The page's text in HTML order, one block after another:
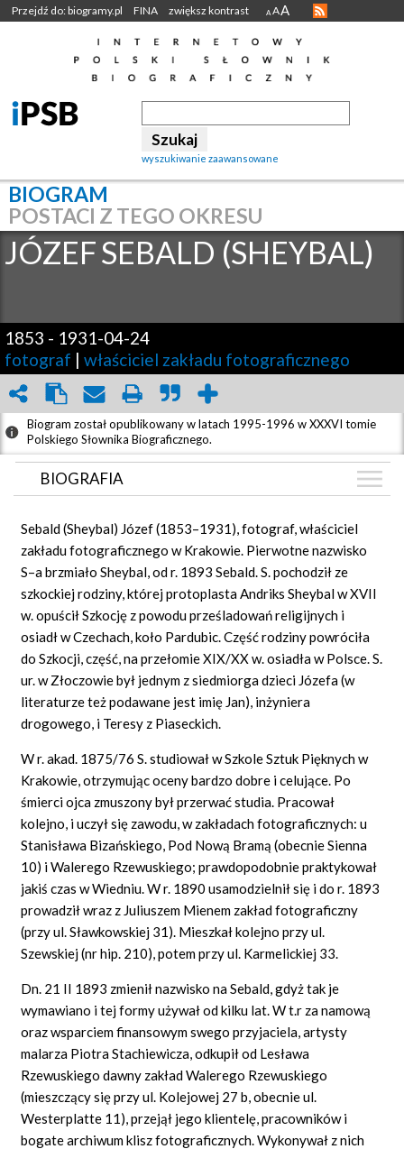
Przejdź do: biogramy.pl FINA zwiększ kontrast A AA
wyszukiwanie zaawansowane
BIOGRAM
POSTACI Z TEGO OKRESU
JÓZEFSEBALD (SHEYBAL)
1853 - 1931-04-24
fotograf | właściciel zakładu fotograficznego
Biogram został opublikowany w latach 1995-1996 w XXXVI tomie
Polskiego Słownika Biograficznego.
BIOGRAFIA
ZDJĘCIA (1)
GRAF POWIĄZAŃ
DYSKUSJA
Mapa
Sebald (Sheybal) Józef (1853–1931), fotograf, właściciel
zakładu fotograficznego w Krakowie. Pierwotne nazwisko
S–a brzmiało Sheybal, od r. 1893 Sebald. S. pochodził ze
szkockiej rodziny, której protoplasta Andriks Sheybal w XVII
w. opuścił Szkocję z powodu prześladowań religijnych i
osiadł w Czechach, koło Pardubic. Część rodziny powróciła
do Szkocji, część, na przełomie XIX/XX w. osiadła w Polsce. S.
ur. w Złoczowie był jednym z siedmiorga dzieci Józefa (w
literaturze też podawane jest imię Jan), inżyniera
drogowego, i Teresy z Piaseckich.
W r. akad. 1875/76 S. studiował w Szkole Sztuk Pięknych w
Krakowie, otrzymując oceny bardzo dobre i celujące. Po
śmierci ojca zmuszony był przerwać studia. Pracował
kolejno, i uczył się zawodu, w zakładach fotograficznych: u
Stanisława Bizańskiego, Pod Nową Bramą (obecnie Sienna
10) i Walerego Rzewuskiego; prawdopodobnie praktykował
jakiś czas w Wiedniu. W r. 1890 usamodzielnił się i do r. 1893
prowadził wraz z Juliuszem Mienem zakład fotograficzny
(przy ul. Sławkowskiej 31). Mieszkał kolejno przy ul.
Szewskiej (nr hip. 210), potem przy ul. Karmelickiej 33.
Dn. 21 II 1893 zmienił nazwisko na Sebald, gdyż tak je
wymawiano i tej formy używał od kilku lat. W t.r za namową
oraz wsparciem finansowym swego przyjaciela, artysty
malarza Piotra Stachiewicza, odkupił od Lesława
Rzewuskiego dawny zakład Walerego Rzewuskiego
(mieszczący się przy ul. Kolejowej 27 b, obecnie ul.
Westerplatte 11), przejął jego klientelę, pracowników i
bogate archiwum klisz fotograficznych. Wykonywał z nich